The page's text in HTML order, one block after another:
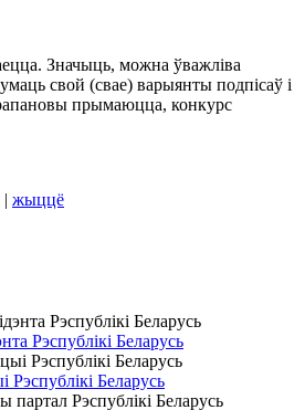
Значыць, можна ўважліва
свой (свае) варыянты подпісаў і
прымаюцца, конкурс
| жыццё
Рэспублікі Беларусь
Рэспублікі Беларусь